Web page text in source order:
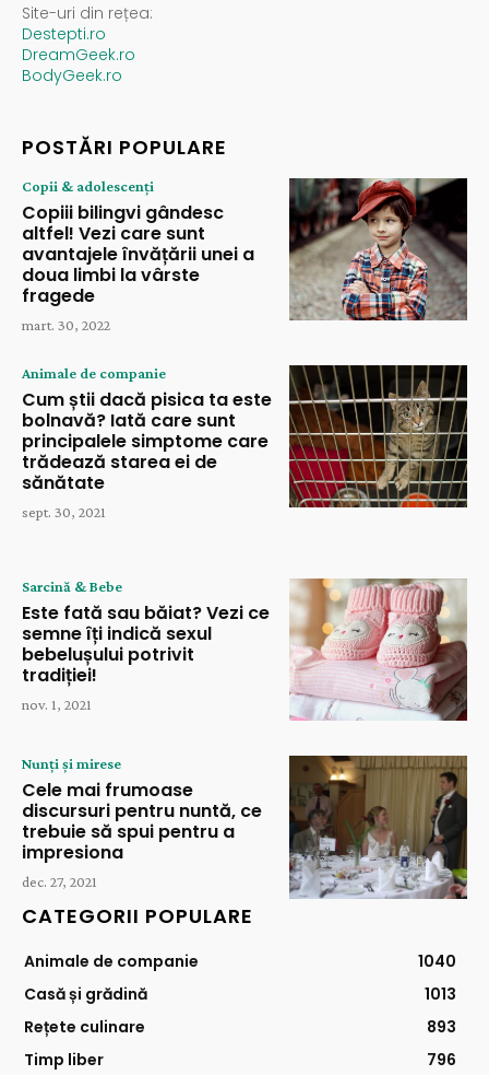
Site-uri din rețea:
Destepti.ro
DreamGeek.ro
BodyGeek.ro
POSTĂRI POPULARE
Copii & adolescenți
Copiii bilingvi gândesc
altfel! Vezi care sunt
avantajele învățării unei a
doua limbi la vârste
fragede
mart. 30, 2022
Animale de companie
Cum știi dacă pisica ta este
bolnavă? Iată care sunt
principalele simptome care
trădează starea ei de
sănătate
sept. 30, 2021
Sarcină & Bebe
Este fată sau băiat? Vezi ce
semne îți indică sexul
bebelușului potrivit
tradiției!
nov. 1, 2021
Nunți și mirese
Cele mai frumoase
discursuri pentru nuntă, ce
trebuie să spui pentru a
impresiona
dec. 27, 2021
CATEGORII POPULARE
Animale de companie
1040
Casă și grădină
1013
Rețete culinare
893
Timp liber
796